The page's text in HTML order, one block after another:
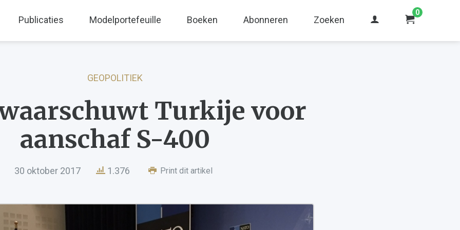
Publicaties Modelportefeuille Boeken Abonneren Zoeken
0
GEOPOLITIEK
waarschuwt Turkije voor
aanschaf S-400
30 oktober 2017 1.376 Print dit artikel